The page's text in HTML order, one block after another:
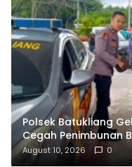
Polsek Batukliang
Cegah Penimbunan
August 10, 2026 0